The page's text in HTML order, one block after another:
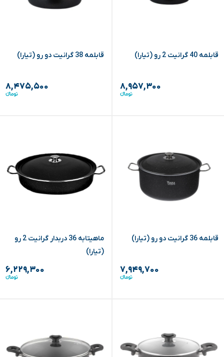
قابلمه 40 گرانیت 2 رو (تیارا)
۸,۹۵۷,۳۰۰
قابلمه 38 گرانیت دو رو (تیارا)
۸,۴۷۵,۵۰۰
قابلمه 36 گرانیت دو رو (تیارا)
۷,۹۴۹,۷۰۰
ماهیتابه 36 دربدار گرانیت 2 رو
(تیارا)
۶,۲۲۹,۳۰۰